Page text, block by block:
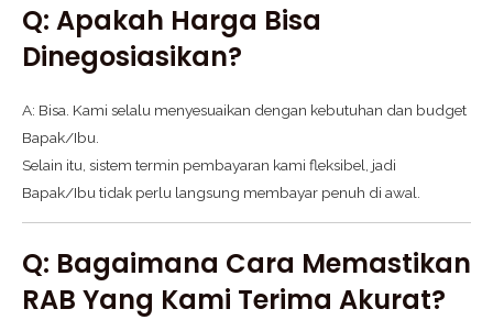
Q: Apakah Harga Bisa
Dinegosiasikan?
A: Bisa. Kami selalu menyesuaikan dengan kebutuhan dan budget
Bapak/Ibu.
Selain itu, sistem termin pembayaran kami fleksibel, jadi
Bapak/Ibu tidak perlu langsung membayar penuh di awal.
Q: Bagaimana Cara Memastikan
RAB Yang Kami Terima Akurat?